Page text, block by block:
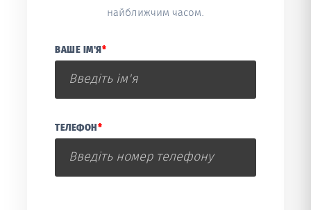
найближчим часом.
ВАШЕ ІМ'Я *
ТЕЛЕФОН *